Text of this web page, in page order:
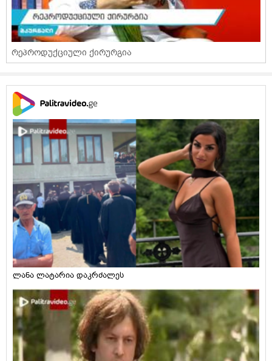
რეპროდუქციული ქირურგია
ლანა ლატარია დაკრძალეს